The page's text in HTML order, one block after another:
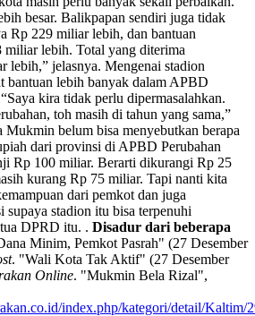
besar. Balikpapan sendiri juga tidak
Rp 229 miliar lebih, dan bantuan
miliar lebih. Total yang diterima
lebih,” jelasnya. Mengenai stadion
bantuan lebih banyak dalam APBD
kira tidak perlu dipermasalahkan.
toh masih di tahun yang sama,”
Mukmin belum bisa menyebutkan berapa
dari provinsi di APBD Perubahan
Rp 100 miliar. Berarti dikurangi Rp 25
kurang Rp 75 miliar. Tapi nanti kita
dari pemkot dan juga
supaya stadion itu bisa terpenuhi
DPRD itu. . Disadur dari beberapa
Minim, Pemkot Pasrah" (27 Desember
. "Wali Kota Tak Aktif" (27 Desember
Online. "Mukmin Bela Rizal",
index.php/kategori/detail/Kaltim/